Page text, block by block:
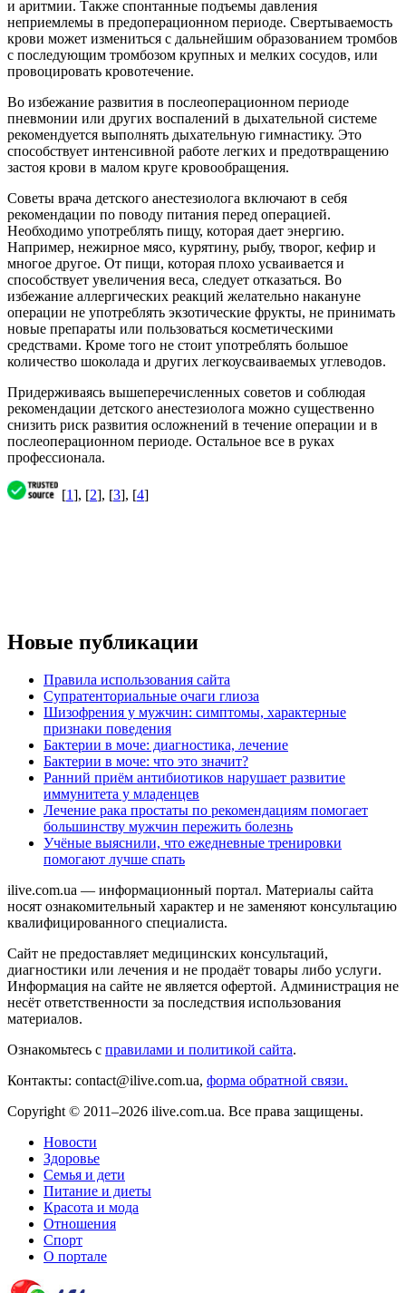
и аритмии. Также спонтанные подъемы давления
неприемлемы в предоперационном периоде. Свертываемость
крови может измениться с дальнейшим образованием тромбов
с последующим тромбозом крупных и мелких сосудов, или
провоцировать кровотечение.
Во избежание развития в послеоперационном периоде
пневмонии или других воспалений в дыхательной системе
рекомендуется выполнять дыхательную гимнастику. Это
способствует интенсивной работе легких и предотвращению
застоя крови в малом круге кровообращения.
Советы врача детского анестезиолога включают в себя
рекомендации по поводу питания перед операцией.
Необходимо употреблять пищу, которая дает энергию.
Например, нежирное мясо, курятину, рыбу, творог, кефир и
многое другое. От пищи, которая плохо усваивается и
способствует увеличения веса, следует отказаться. Во
избежание аллергических реакций желательно накануне
операции не употреблять экзотические фрукты, не принимать
новые препараты или пользоваться косметическими
средствами. Кроме того не стоит употреблять большое
количество шоколада и других легкоусваиваемых углеводов.
Придерживаясь вышеперечисленных советов и соблюдая
рекомендации детского анестезиолога можно существенно
снизить риск развития осложнений в течение операции и в
послеоперационном периоде. Остальное все в руках
профессионала.
[1], [2], [3], [4]
Новые публикации
Правила использования сайта
Супратенториальные очаги глиоза
Шизофрения у мужчин: симптомы, характерные
признаки поведения
Бактерии в моче: диагностика, лечение
Бактерии в моче: что это значит?
Ранний приём антибиотиков нарушает развитие
иммунитета у младенцев
Лечение рака простаты по рекомендациям помогает
большинству мужчин пережить болезнь
Учёные выяснили, что ежедневные тренировки
помогают лучше спать
ilive.com.ua — информационный портал. Материалы сайта
носят ознакомительный характер и не заменяют консультацию
квалифицированного специалиста.
Сайт не предоставляет медицинских консультаций,
диагностики или лечения и не продаёт товары либо услуги.
Информация на сайте не является офертой. Администрация не
несёт ответственности за последствия использования
материалов.
Ознакомьтесь с правилами и политикой сайта.
Контакты: contact@ilive.com.ua, форма обратной связи.
Copyright © 2011–2026 ilive.com.ua. Все права защищены.
Новости
Здоровье
Семья и дети
Питание и диеты
Красота и мода
Отношения
Спорт
О портале